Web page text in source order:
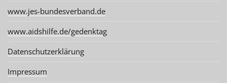
www.jes-bundesverband.de
www.aidshilfe.de/gedenktag
Datenschutzerklärung
Impressum